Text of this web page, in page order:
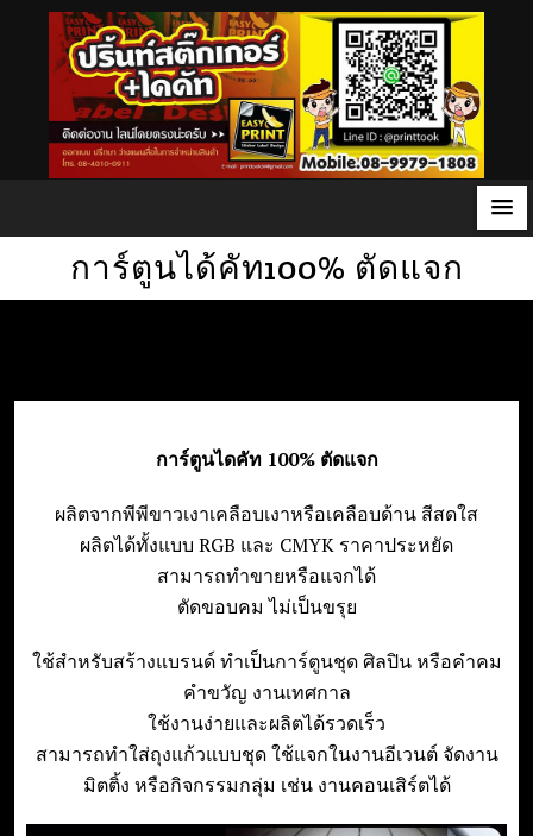
การ์ตูนได้คัท100% ตัดแจก
การ์ตูนไดคัท 100% ตัดแจก
ผลิตจากพีพีขาวเงาเคลือบเงาหรือเคลือบด้าน สีสดใส
ผลิตได้ทั้งแบบ RGB และ CMYK ราคาประหยัด
สามารถทำขายหรือแจกได้
ตัดขอบคม ไม่เป็นขรุย
ใช้สำหรับสร้างแบรนด์ ทำเป็นการ์ตูนชุด ศิลปิน หรือคำคม
คำขวัญ งานเทศกาล
ใช้งานง่ายและผลิตได้รวดเร็ว
สามารถทำใส่ถุงแก้วแบบชุด ใช้แจกในงานอีเวนต์ จัดงาน
มิตติ้ง หรือกิจกรรมกลุ่ม เช่น งานคอนเสิร์ตได้